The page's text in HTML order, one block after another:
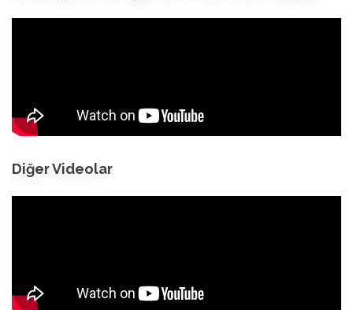
Diğer Videolar